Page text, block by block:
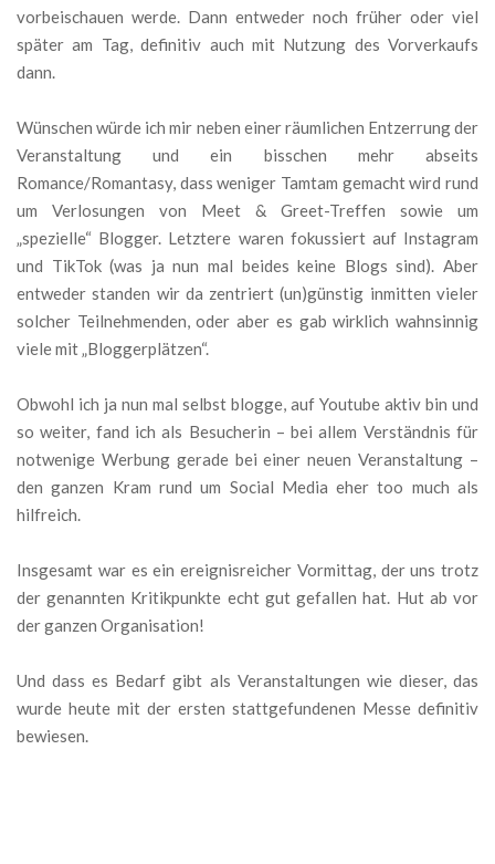
vorbeischauen werde. Dann entweder noch früher oder viel
später am Tag, definitiv auch mit Nutzung des Vorverkaufs
dann.
Wünschen würde ich mir neben einer räumlichen Entzerrung der
Veranstaltung und ein bisschen mehr abseits
Romance/Romantasy, dass weniger Tamtam gemacht wird rund
um Verlosungen von Meet & Greet-Treffen sowie um
„spezielle“ Blogger. Letztere waren fokussiert auf Instagram
und TikTok (was ja nun mal beides keine Blogs sind). Aber
entweder standen wir da zentriert (un)günstig inmitten vieler
solcher Teilnehmenden, oder aber es gab wirklich wahnsinnig
viele mit „Bloggerplätzen“.
Obwohl ich ja nun mal selbst blogge, auf Youtube aktiv bin und
so weiter, fand ich als Besucherin – bei allem Verständnis für
notwenige Werbung gerade bei einer neuen Veranstaltung –
den ganzen Kram rund um Social Media eher too much als
hilfreich.
Insgesamt war es ein ereignisreicher Vormittag, der uns trotz
der genannten Kritikpunkte echt gut gefallen hat. Hut ab vor
der ganzen Organisation!
Und dass es Bedarf gibt als Veranstaltungen wie dieser, das
wurde heute mit der ersten stattgefundenen Messe definitiv
bewiesen.